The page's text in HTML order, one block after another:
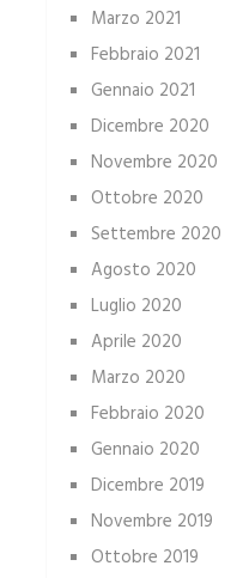
Marzo 2021
Febbraio 2021
Gennaio 2021
Dicembre 2020
Novembre 2020
Ottobre 2020
Settembre 2020
Agosto 2020
Luglio 2020
Aprile 2020
Marzo 2020
Febbraio 2020
Gennaio 2020
Dicembre 2019
Novembre 2019
Ottobre 2019